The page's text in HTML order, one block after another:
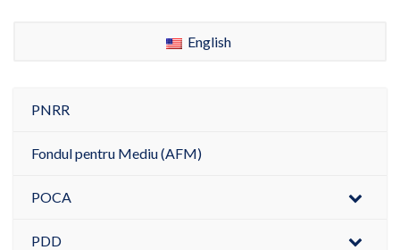
English
PNRR
Fondul pentru Mediu (AFM)
POCA
PDD